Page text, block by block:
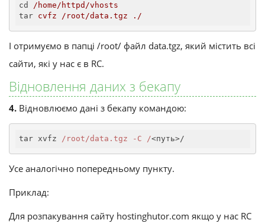
cd
/home/httpd/vhosts
tar cvfz /root/data.tgz ./
І отримуємо в папці /root/ файл data.tgz, який містить всі
сайти, які у нас є в RC.
Відновлення даних з бекапу
4. Відновлюємо дані з бекапу командою:
tar xvfz /root/data.tgz -C /<путь>/
Усе аналогічно попередньому пункту.
Приклад:
Для розпакування сайту hostinghutor.com якщо у нас RC